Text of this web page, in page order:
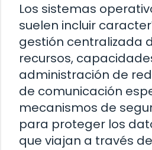
Los sistemas
suelen incluir
gestión centralizada
recursos,
administración de
de comunicación
mecanismos de
para proteger los
que viajan a través